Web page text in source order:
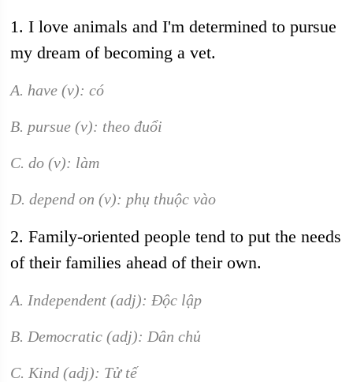
1. I love animals and I'm determined to pursue
my dream of becoming a vet.
A. have (v): có
B. pursue (v): theo đuổi
C. do (v): làm
D. depend on (v): phụ thuộc vào
2. Family-oriented people tend to put the needs
of their families ahead of their own.
A. Independent (adj): Độc lập
B. Democratic (adj): Dân chủ
C. Kind (adj): Tử tế